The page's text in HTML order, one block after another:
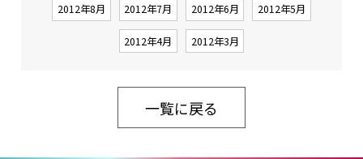
2012年8月 2012年7月 2012年6月 2012年5月
2012年4月 2012年3月
一覧に戻る